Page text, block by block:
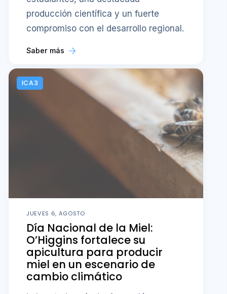
producción científica y un fuerte
compromiso con el desarrollo regional.
Saber más
ICA3
JUEVES 6, AGOSTO
Día Nacional de la Miel:
O’Higgins fortalece su
apicultura para producir
miel en un escenario de
cambio climático